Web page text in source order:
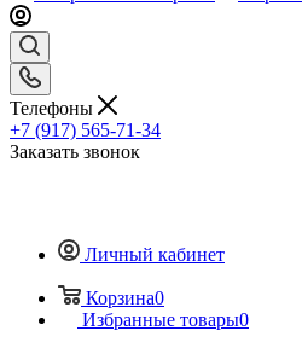
Телефоны
+7 (917) 565-71-34
Заказать звонок
Личный кабинет
Корзина0
Избранные товары0